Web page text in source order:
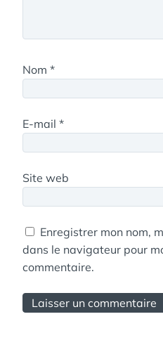
Nom *
E-mail *
Site web
Enregistrer mon nom,
dans le navigateur pour
commentaire.